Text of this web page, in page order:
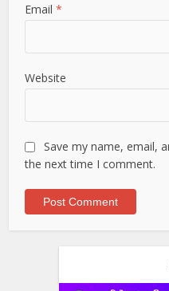
Email*
Website
Save my name, email,
the next time I comment.